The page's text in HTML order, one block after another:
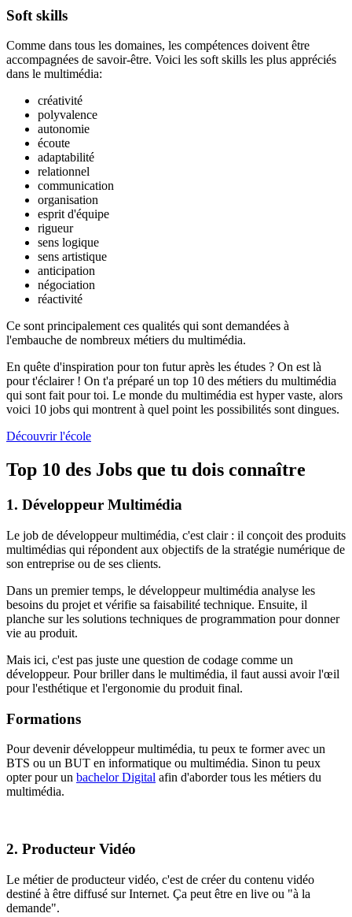
Soft skills
Comme dans tous les domaines, les compétences doivent être
accompagnées de savoir-être. Voici les soft skills les plus appréciés
dans le multimédia:
créativité
polyvalence
autonomie
écoute
adaptabilité
relationnel
communication
organisation
esprit d'équipe
rigueur
sens logique
sens artistique
anticipation
négociation
réactivité
Ce sont principalement ces qualités qui sont demandées à
l'embauche de nombreux métiers du multimédia.
En quête d'inspiration pour ton futur après les études ? On est là
pour t'éclairer ! On t'a préparé un top 10 des métiers du multimédia
qui sont fait pour toi. Le monde du multimédia est hyper vaste, alors
voici 10 jobs qui montrent à quel point les possibilités sont dingues.
Découvrir l'école
Top 10 des Jobs que tu dois connaître
1. Développeur Multimédia
Le job de développeur multimédia, c'est clair : il conçoit des produits
multimédias qui répondent aux objectifs de la stratégie numérique de
son entreprise ou de ses clients.
Dans un premier temps, le développeur multimédia analyse les
besoins du projet et vérifie sa faisabilité technique. Ensuite, il
planche sur les solutions techniques de programmation pour donner
vie au produit.
Mais ici, c'est pas juste une question de codage comme un
développeur. Pour briller dans le multimédia, il faut aussi avoir l'œil
pour l'esthétique et l'ergonomie du produit final.
Formations
Pour devenir développeur multimédia, tu peux te former avec un
BTS ou un BUT en informatique ou multimédia. Sinon tu peux
opter pour un bachelor Digital afin d'aborder tous les métiers du
multimédia.
2. Producteur Vidéo
Le métier de producteur vidéo, c'est de créer du contenu vidéo
destiné à être diffusé sur Internet. Ça peut être en live ou "à la
demande".